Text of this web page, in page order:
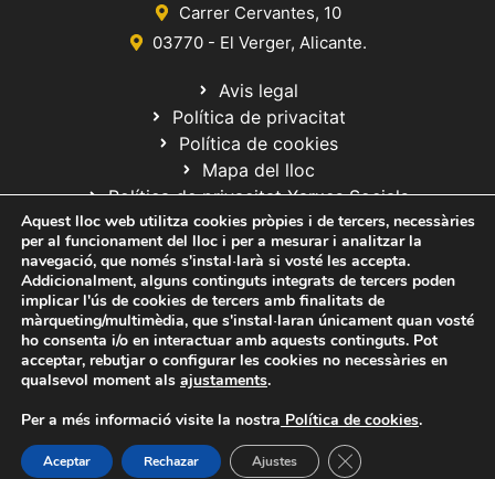
Carrer Cervantes, 10
03770 - El Verger, Alicante.
Avis legal
Política de privacitat
Política de cookies
Mapa del lloc
Política de privacitat Xarxes Socials
© 2020 Web desarrollada por el Servicio de Informática de Diputación
de Alicante
Aquest lloc web utilitza cookies pròpies i de tercers, necessàries
per al funcionament del lloc i per a mesurar i analitzar la
navegació, que només s'instal·larà si vosté les accepta.
Addicionalment, alguns continguts integrats de tercers poden
implicar l'ús de cookies de tercers amb finalitats de
màrqueting/multimèdia, que s'instal·laran únicament quan vosté
ho consenta i/o en interactuar amb aquests continguts. Pot
acceptar, rebutjar o configurar les cookies no necessàries en
qualsevol moment als ajustaments.
Per a més informació visite la nostra Política de cookies.
Aceptar Rechazar Ajustes Tanca el bàner de